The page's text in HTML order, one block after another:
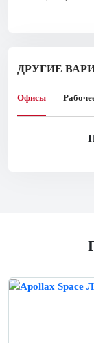
ДРУГИЕ
Офисы